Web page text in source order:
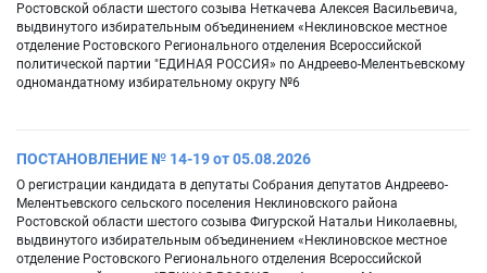
Ростовской области шестого созыва Неткачева Алексея Васильевича,
выдвинутого избирательным объединением «Неклиновское местное
отделение Ростовского Регионального отделения Всероссийской
политической партии "ЕДИНАЯ РОССИЯ» по Андреево-Мелентьевскому
одномандатному избирательному округу №6
ПОСТАНОВЛЕНИЕ № 14-19 от 05.08.2026
О регистрации кандидата в депутаты Собрания депутатов Андреево-
Мелентьевского сельского поселения Неклиновского района
Ростовской области шестого созыва Фигурской Натальи Николаевны,
выдвинутого избирательным объединением «Неклиновское местное
отделение Ростовского Регионального отделения Всероссийской